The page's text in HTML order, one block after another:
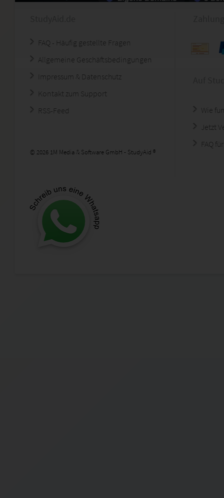
FAQ - Häufig gestellte Fragen
Allgemeine Geschäftsbedingungen
Impressum & Datenschutz
Kontakt zum Support
RSS-Feed
© 2026 1M Media & Software GmbH - StudyAid ®
Wie
Jetzt
FAQ